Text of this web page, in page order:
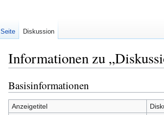
Informationen zu
Zur
Navigation
springen
Zur
Suche
springen
Basisinformationen
Anzeigetitel
Seite Diskussion